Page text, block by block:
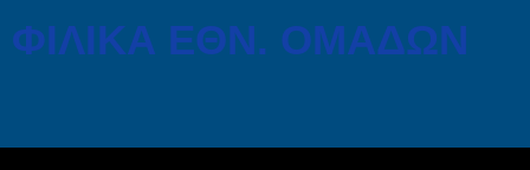
ΦΙΛΙΚΑ ΕΘΝ. ΟΜΑΔΩΝ